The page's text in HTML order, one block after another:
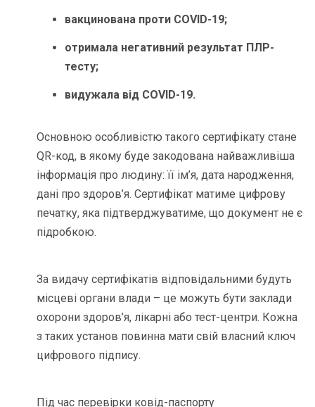
вакцинована проти COVID-19;
отримала негативний результат ПЛР-
тесту;
видужала від COVID-19.
Основною особливістю такого сертифікату стане
QR-код, в якому буде закодована найважливіша
інформація про людину: її ім’я, дата народження,
дані про здоров’я. Сертифікат матиме цифрову
печатку, яка підтверджуватиме, що документ не є
підробкою.
За видачу сертифікатів відповідальними будуть
місцеві органи влади – це можуть бути заклади
охорони здоров’я, лікарні або тест-центри. Кожна
з таких установ повинна мати свій власний ключ
цифрового підпису.
Під час перевірки ковід-паспорту